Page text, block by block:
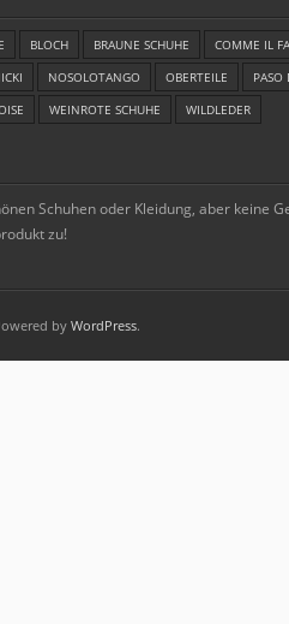
BLOCH BRAUNE SCHUHE
COMME IL
NOSOLOTANGO OBERTEILE
PASO
WEINROTE SCHUHE WILDLEDER
Schuhen oder Kleidung, aber keine
zu!
by WordPress.